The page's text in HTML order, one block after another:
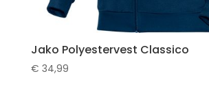
Jako Polyestervest Classico
€ 34,99